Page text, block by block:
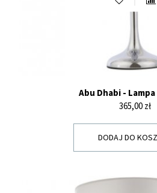
Abu Dhabi -
Cena
365,00 zł
DODAJ DO